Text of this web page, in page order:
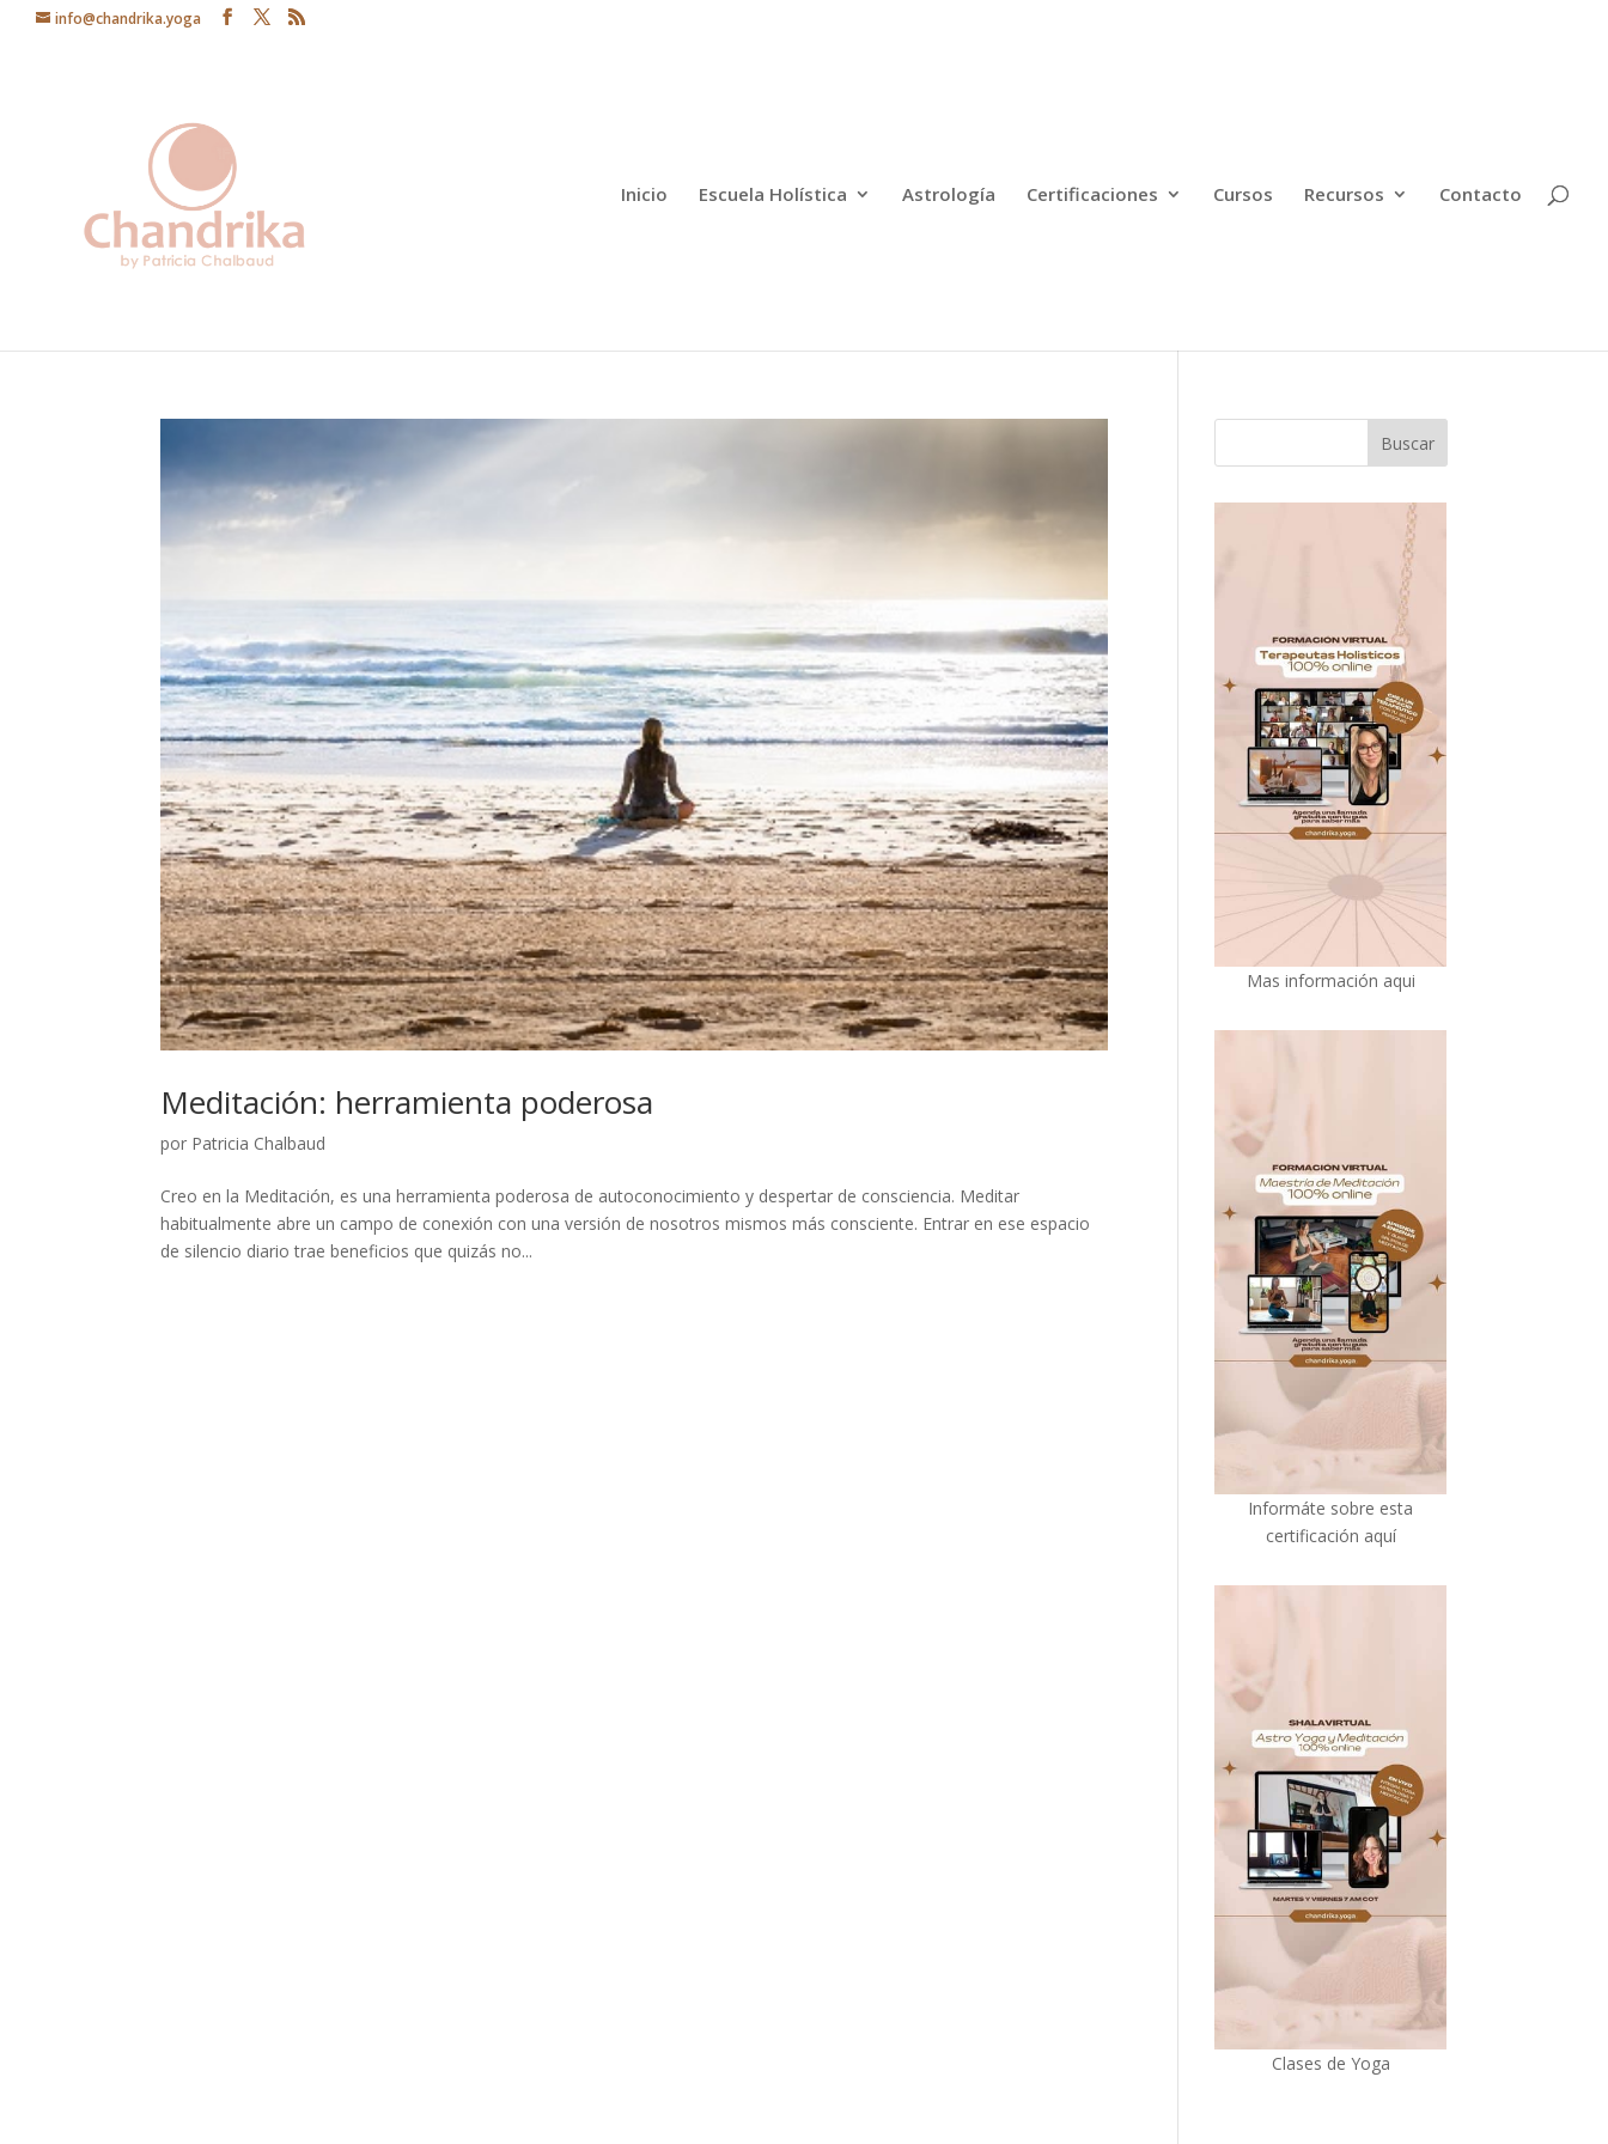
info@chandrika.yoga
Inicio Escuela Holística Astrología Certificaciones Cursos Recursos Contacto
Meditación: herramienta poderosa
por Patricia Chalbaud
Creo en la Meditación, es una herramienta poderosa de autoconocimiento y despertar de consciencia. Meditar
habitualmente abre un campo de conexión con una versión de nosotros mismos más consciente. Entrar en ese espacio
de silencio diario trae beneficios que quizás no...
Mas información aqui
Informáte sobre esta
certificación aquí
Clases de Yoga